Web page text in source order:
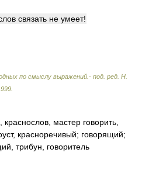
связать не умеет!
по смыслу выражений.- под. ред. Н.
мастер говорить,
красноречивый; говорящий;
трибун, говоритель